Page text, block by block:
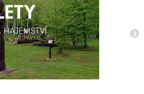
HÁJEMSTVÍ
HÁJEMSTVÍ